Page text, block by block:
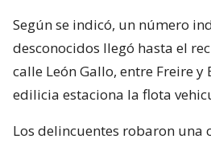
Según se indicó, un número
desconocidos llegó hasta el
calle León Gallo, entre Freire y
edilicia estaciona la flota
Los delincuentes robaron una